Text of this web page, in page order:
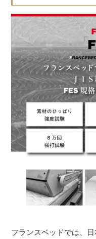
フランスベッドでは、